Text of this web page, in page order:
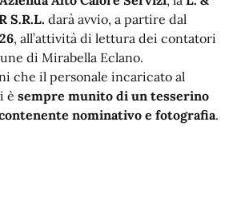
S.R.L. darà avvio, a partire dal
, all’attività di lettura dei contatori
di Mirabella Eclano.
che il personale incaricato al
è sempre munito di un tesserino
nominativo e fotografia.